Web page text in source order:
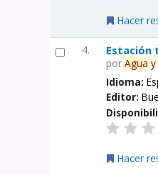
Hacer
4. Estación
porAgua y
Idioma:
Editor:
Hacer